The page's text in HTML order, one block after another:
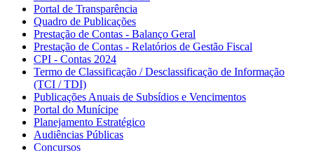
Portal de Transparência
Quadro de Publicações
Prestação de Contas - Balanço Geral
Prestação de Contas - Relatórios de Gestão Fiscal
CPI - Contas 2024
Termo de Classificação / Desclassificação de Informação
(TCI / TDI)
Publicações Anuais de Subsídios e Vencimentos
Portal do Munícipe
Planejamento Estratégico
Audiências Públicas
Concursos